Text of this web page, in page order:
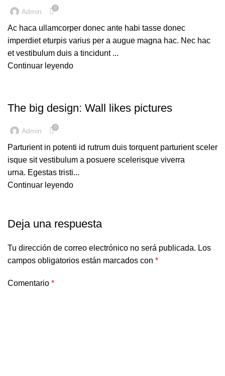
Admin 0
Ac haca ullamcorper donec ante habi tasse donec
imperdiet eturpis varius per a augue magna hac. Nec hac
et vestibulum duis a tincidunt ...
Continuar leyendo
The big design: Wall likes pictures
Admin 0
Parturient in potenti id rutrum duis torquent parturient sceler
isque sit vestibulum a posuere scelerisque viverra
urna. Egestas tristi...
Continuar leyendo
Deja una respuesta
Tu dirección de correo electrónico no será publicada. Los
campos obligatorios están marcados con *
Comentario *